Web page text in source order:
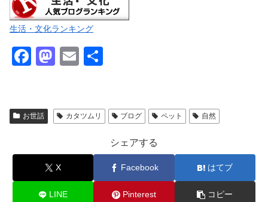
生活・文化ランキング
F
e
o
k
M
o
o
n
E
お世話 カタツムリ ブログ ペット 自然
シェアする
X Facebook はてブ
LINE Pinterest コピー